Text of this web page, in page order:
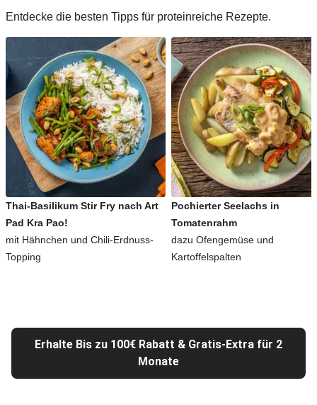
Entdecke die besten Tipps für proteinreiche Rezepte.
Thai-Basilikum Stir Fry nach Art
Pad Kra Pao!
mit Hähnchen und Chili-Erdnuss-
Topping
Pochierter Seelachs in
Tomatenrahm
dazu Ofengemüse und
Kartoffelspalten
Erhalte Bis zu 100€ Rabatt & Gratis-Extra für 2
Monate